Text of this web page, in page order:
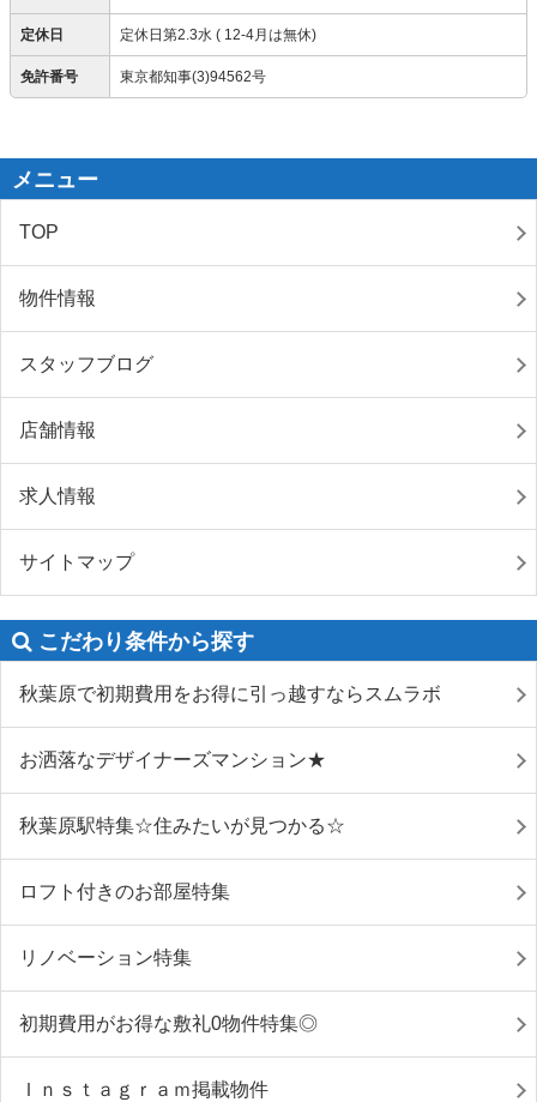
定休日 定休日第2.3水 ( 12-4月は無休)
免許番号 東京都知事(3)94562号
メニュー
TOP
物件情報
スタッフブログ
店舗情報
求人情報
サイトマップ
こだわり条件から探す
秋葉原で初期費用をお得に引っ越すならスムラボ
お洒落なデザイナーズマンション★
秋葉原駅特集☆住みたいが見つかる☆
ロフト付きのお部屋特集
リノベーション特集
初期費用がお得な敷礼0物件特集◎
Ｉｎｓｔａｇｒａｍ掲載物件